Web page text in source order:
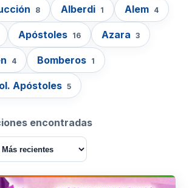
8 Alberdi 1 Alem 4
Apóstoles 16 Azara 3
4 Bomberos 1
Apóstoles 5
encontradas